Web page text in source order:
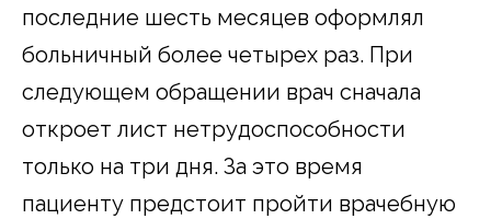
последние шесть месяцев оформлял
больничный более четырех раз. При
следующем обращении врач сначала
откроет лист нетрудоспособности
только на три дня. За это время
пациенту предстоит пройти врачебную